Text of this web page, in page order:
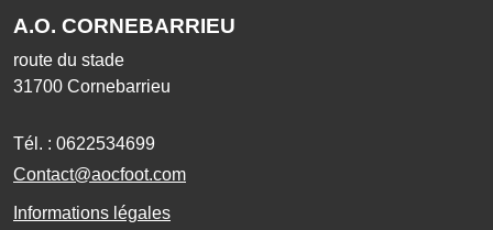
A.O. CORNEBARRIEU
route du stade
31700 Cornebarrieu
Tél. : 0622534699
Contact@aocfoot.com
Informations légales